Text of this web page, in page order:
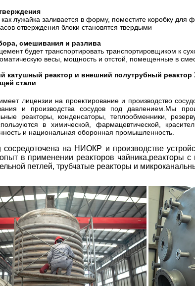
как лужайка заливается в форму, поместите коробку
отверждения блоки становятся твердыми
смешивания и разлива
цемент будет транспортировать транспортировщиком к
весы, мощность и отстой, помещенные в
катушный реактор и внешний полутрубный
стали
лицензии на проектирование и производство
и производства сосудов под давлением.Мы
реакторы, конденсаторы, теплообменники,
в химической, фармацевтической,
и национальная оборонная промышленность.
сосредоточена на НИОКР и производстве
в применении реакторов чайника,реакторы
петлей, трубчатые реакторы и